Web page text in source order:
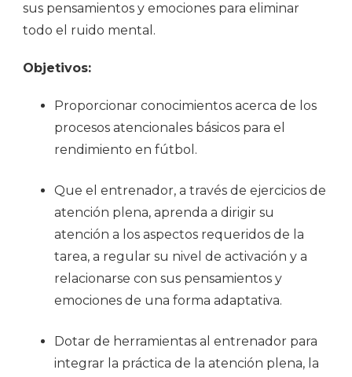
sus pensamientos y emociones para eliminar
todo el ruido mental.
Objetivos:
Proporcionar conocimientos acerca de los
procesos atencionales básicos para el
rendimiento en fútbol.
Que el entrenador, a través de ejercicios de
atención plena, aprenda a dirigir su
atención a los aspectos requeridos de la
tarea, a regular su nivel de activación y a
relacionarse con sus pensamientos y
emociones de una forma adaptativa.
Dotar de herramientas al entrenador para
integrar la práctica de la atención plena, la